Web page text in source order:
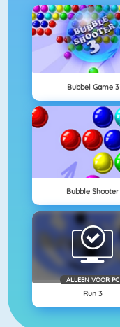
Bubbel Game 3
Bubble Shooter
ALLEEN VOOR PC
Run 3